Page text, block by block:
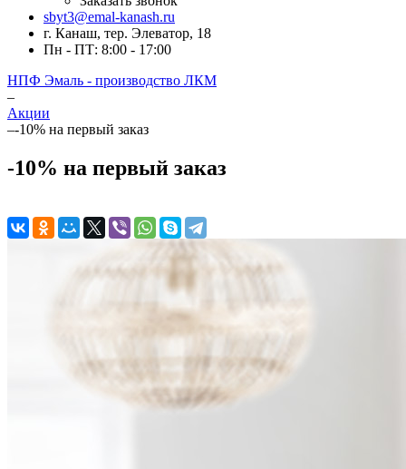
sbyt3@emal-kanash.ru
г. Канаш, тер. Элеватор, 18
Пн - ПТ: 8:00 - 17:00
НПФ Эмаль - производство ЛКМ
–
Акции
–-10% на первый заказ
-10% на первый заказ